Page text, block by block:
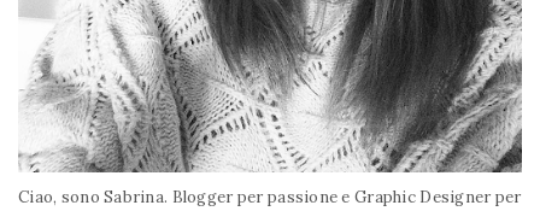
Ciao, sono Sabrina. Blogger per passione e Graphic Designer per